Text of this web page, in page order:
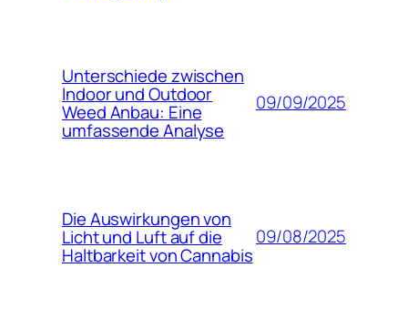
Unterschiede zwischen
Indoor und Outdoor
Weed Anbau: Eine
umfassende Analyse
09/09/2025
Die Auswirkungen von
Licht und Luft auf die
Haltbarkeit von Cannabis
09/08/2025